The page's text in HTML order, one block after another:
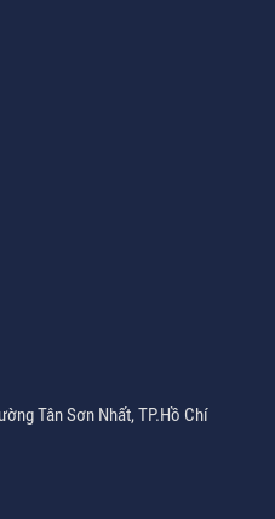
Tân Sơn Nhất, TP.Hồ Chí